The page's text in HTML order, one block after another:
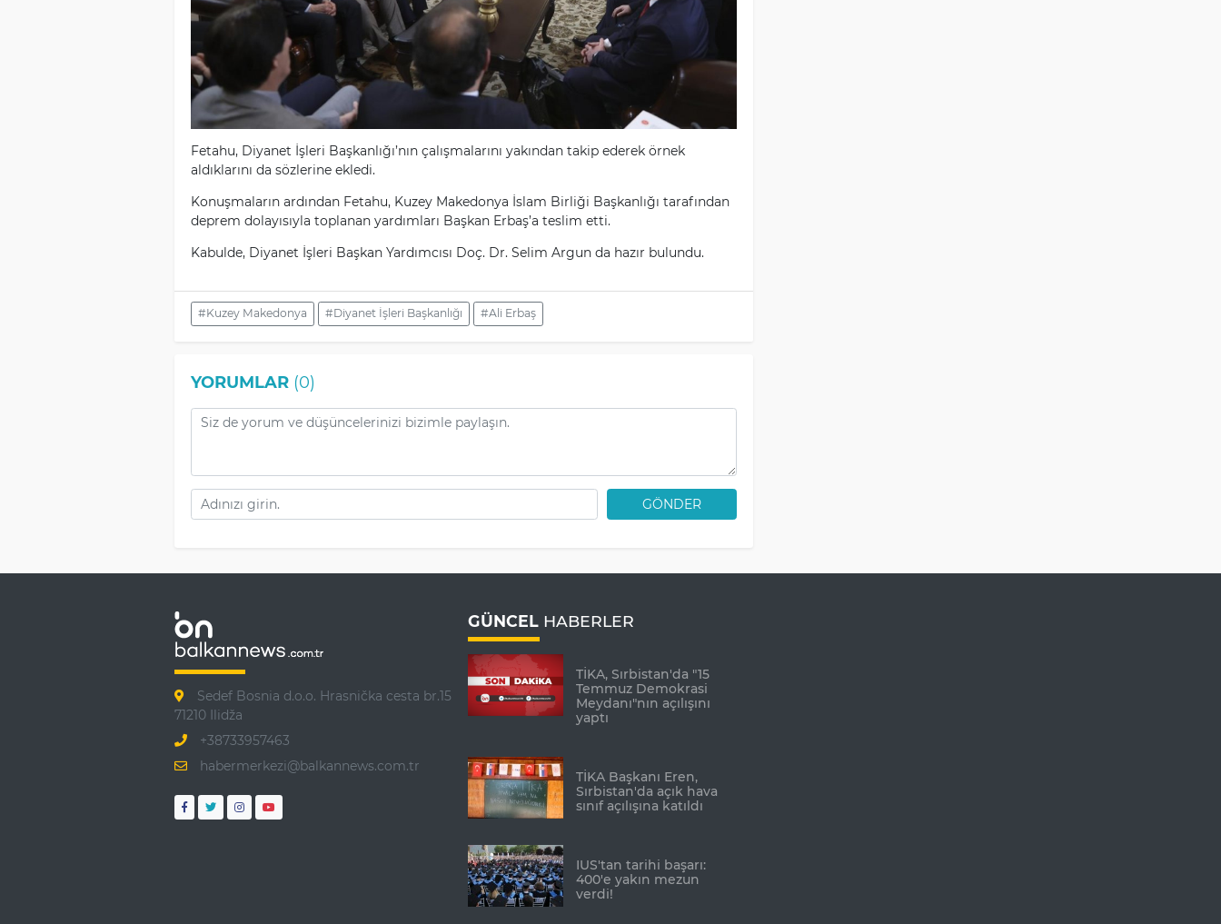
Fetahu, Diyanet İşleri Başkanlığı’nın çalışmalarını yakından takip ederek örnek
aldıklarını da sözlerine ekledi.
Konuşmaların ardından Fetahu, Kuzey Makedonya İslam Birliği Başkanlığı tarafından
deprem dolayısıyla toplanan yardımları Başkan Erbaş’a teslim etti.
Kabulde, Diyanet İşleri Başkan Yardımcısı Doç. Dr. Selim Argun da hazır bulundu.
#Kuzey Makedonya #Diyanet İşleri Başkanlığı #Ali Erbaş
YORUMLAR(0)
GÖNDER
Sedef Bosnia d.o.o. Hrasnička cesta br.15
71210 Ilidža
+38733957463
habermerkezi@balkannews.com.tr
GÜNCEL HABERLER
TİKA, Sırbistan'da "15
Temmuz Demokrasi
Meydanı"nın açılışını
yaptı
TİKA Başkanı Eren,
Sırbistan'da açık hava
sınıf açılışına katıldı
IUS'tan tarihi başarı:
400'e yakın mezun
verdi!